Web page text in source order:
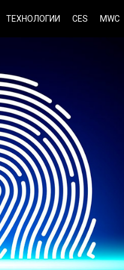
ТЕХНОЛОГИИ CES MWC